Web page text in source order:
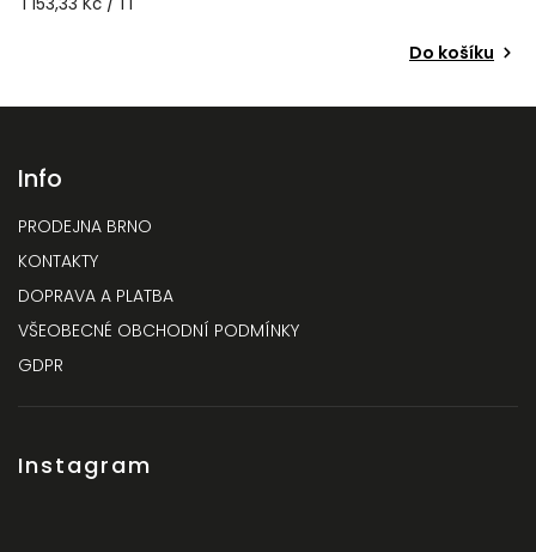
Do košíku
Info
PRODEJNA BRNO
KONTAKTY
DOPRAVA A PLATBA
VŠEOBECNÉ OBCHODNÍ PODMÍNKY
GDPR
Instagram